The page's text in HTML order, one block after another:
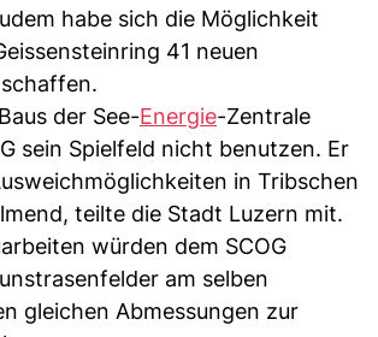
habe sich die Möglichkeit
41 neuen
der See-Energie-Zentrale
sein Spielfeld nicht benutzen. Er
in Tribschen
teilte die Stadt Luzern mit.
würden dem SCOG
am selben
gleichen Abmessungen zur